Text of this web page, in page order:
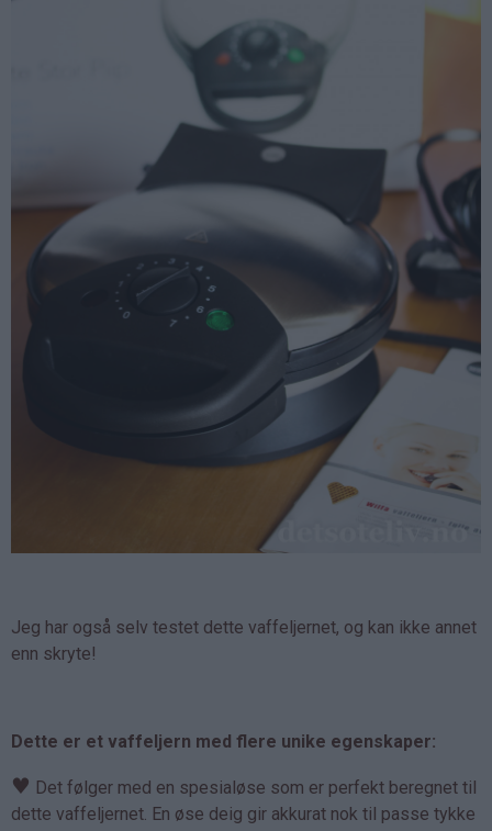
Jeg har også selv testet dette vaffeljernet, og kan ikke annet
enn skryte!
Dette er et vaffeljern med flere unike egenskaper:
♥ Det følger med en spesialøse som er perfekt beregnet til
dette vaffeljernet. En øse deig gir akkurat nok til passe tykke